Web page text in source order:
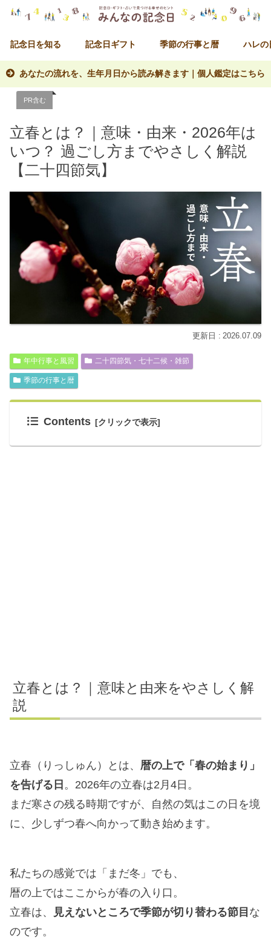
記念日を知る 記念日ギフト 季節の行事と暦 ハレの
あなたの流れを、生年月日から読み解きます｜個人鑑定はこちら
PR含む
立春とは？｜意味・由来・2026年は
いつ？ 過ごし方までやさしく解説
【二十四節気】
2026.07.09
年中行事と風習 二十四節気・七十二候・雑節
季節の行事と暦
Contents
立春とは？｜意味と由来をやさしく解
説
立春（りっしゅん）とは、 暦の上で「春の始まり」
を告げる日 。2026年の立春は2月4日。
まだ寒さの残る時期ですが、自然の気はこの日を境
に、少しずつ春へ向かって動き始めます。
私たちの感覚では「まだ冬」でも、
暦の上ではここからが春の入り口。
立春は、
見えないところで季節が切り替わる節目 な
のです。